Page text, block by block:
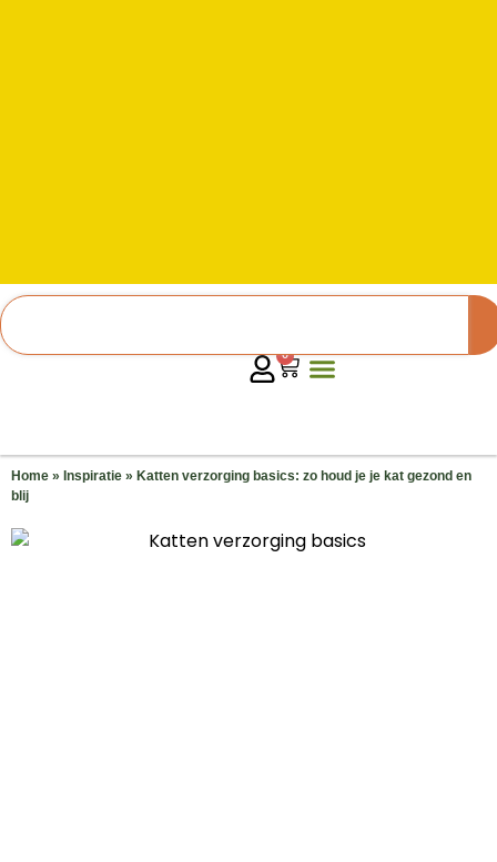
0
Home » Inspiratie » Katten verzorging basics: zo houd je je kat gezond en
blij